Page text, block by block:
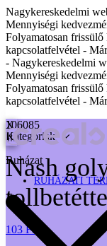
Nagykereskedelmi
Mennyiségi
Folyamatosan
kapcsolatfelvétel -
- Nagykereskedelmi
Mennyiségi
Folyamatosan
kapcsolatfelvétel -
RUHÁZATI
X
Kategóriák
Ruházat
106085
Nash
103 Ft